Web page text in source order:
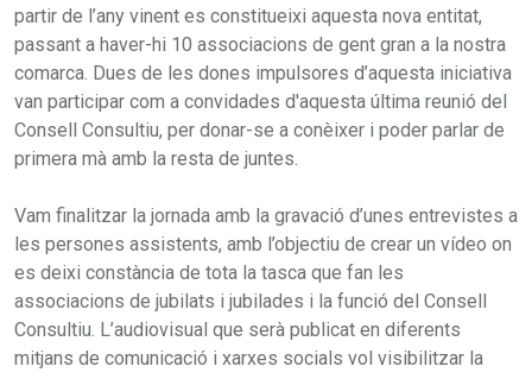
partir de l’any vinent es constitueixi aquesta nova entitat,
passant a haver-hi 10 associacions de gent gran a la nostra
comarca. Dues de les dones impulsores d’aquesta iniciativa
van participar com a convidades d'aquesta última reunió del
Consell Consultiu, per donar-se a conèixer i poder parlar de
primera mà amb la resta de juntes.
Vam finalitzar la jornada amb la gravació d’unes entrevistes a
les persones assistents, amb l’objectiu de crear un vídeo on
es deixi constància de tota la tasca que fan les
associacions de jubilats i jubilades i la funció del Consell
Consultiu. L’audiovisual que serà publicat en diferents
mitjans de comunicació i xarxes socials vol visibilitzar la